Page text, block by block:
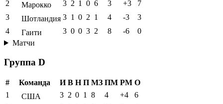
2 Марокко 3 2 1 0 6 3 +3
7
3
Шотландия 3 1 0 2 1 4 -3
3
4
Гаити 3 0 0 3 2 8 -6
0
Матчи
Группа D
# Команда И В Н П МЗ ПМ РМ О
1
США 3 2 0 1 8 4 +4
6